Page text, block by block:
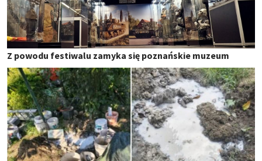
Z powodu festiwalu zamyka się poznańskie muzeum